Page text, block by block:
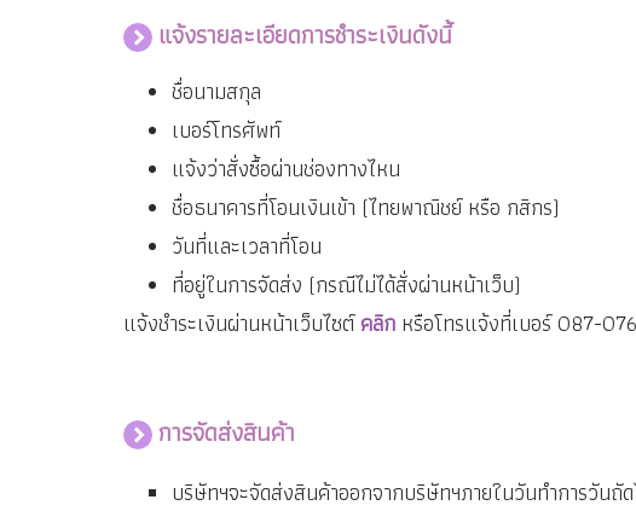
แจ้งรายละเอียดการชำระเงินดังนี้
ชื่อนามสกุล
เบอร์โทรศัพท์
แจ้งว่าสั่งซื้อผ่านช่องทางไหน
ชื่อธนาคารที่โอนเงินเข้า (ไทยพาณิชย์ หรือ กสิกร)
วันที่และเวลาที่โอน
ที่อยู่ในการจัดส่ง (กรณีไม่ได้สั่งผ่านหน้าเว็บ)
แจ้งชำระเงินผ่านหน้าเว็บไซต์คลิก หรือโทรแจ้งที่เบอร์ 087-
การจัดส่งสินค้า
บริษัทฯจะจัดส่งสินค้าออกจากบริษัทฯภายในวันทำการวันถั